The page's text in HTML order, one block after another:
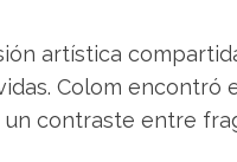
artística
Colom encontró
contraste entre